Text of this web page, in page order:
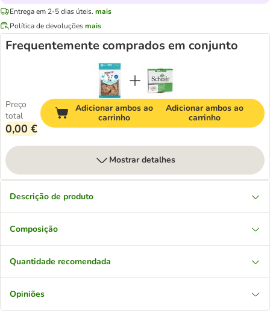
Entrega em 2-5 dias úteis. mais
Política de devoluçõesmais
Frequentemente comprados em conjunto
Preço
total
0,00 €
Adicionar ambos ao
carrinho
Adicionar ambos ao
carrinho
Mostrar detalhes
Descrição de produto
Composição
Quantidade recomendada
Opiniões